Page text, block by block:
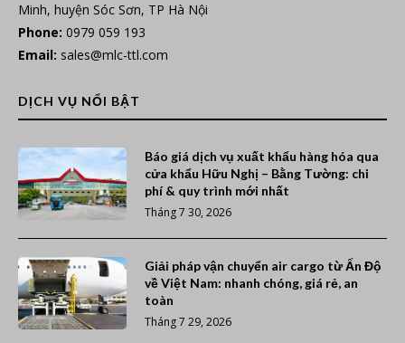
Minh, huyện Sóc Sơn, TP Hà Nội
Phone: 0979 059 193
Email: sales@mlc-ttl.com
DỊCH VỤ NỔI BẬT
Báo giá dịch vụ xuất khẩu hàng hóa qua
cửa khẩu Hữu Nghị – Bằng Tường: chi
phí & quy trình mới nhất
Tháng 7 30, 2026
Giải pháp vận chuyển air cargo từ Ấn Độ
về Việt Nam: nhanh chóng, giá rẻ, an
toàn
Tháng 7 29, 2026